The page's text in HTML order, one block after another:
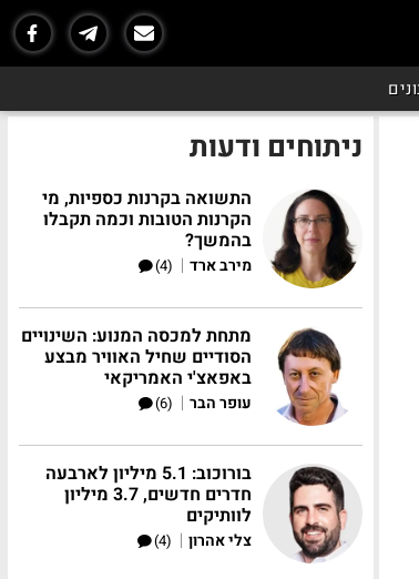
ניתוחים ודעות
התשואה בקרנות כספיות, מי
הקרנות הטובות וכמה תקבלו
בהמשך?
מירב ארד |
(4)
מתחת למכסה המנוע: השינויים
הסודיים שחיל האוויר מבצע
באפאצ'י האמריקאי
עופר הבר |
(6)
בורוכוב: 5.1 מיליון לארבעה
חדרים חדשים, 3.7 מיליון
לוותיקים
צלי אהרון |
(4)